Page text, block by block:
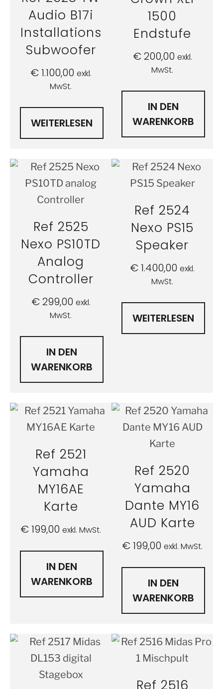
Audio B17i
Installations
Subwoofer
€1.100,00 exkl.
MwSt.
WEITERLESEN
1500
Endstufe
€200,00 exkl.
MwSt.
IN DEN
WARENKORB
Ref 2525
Nexo PS10TD
Analog
Controller
€299,00 exkl.
MwSt.
IN DEN
WARENKORB
Ref 2524
Nexo PS15
Speaker
€1.400,00 exkl.
MwSt.
WEITERLESEN
Ref 2521
Yamaha
MY16AE
Karte
€199,00 exkl. MwSt.
IN DEN
WARENKORB
Ref 2520
Yamaha
Dante MY16
AUD Karte
€199,00 exkl. MwSt.
IN DEN
WARENKORB
Ref 2516